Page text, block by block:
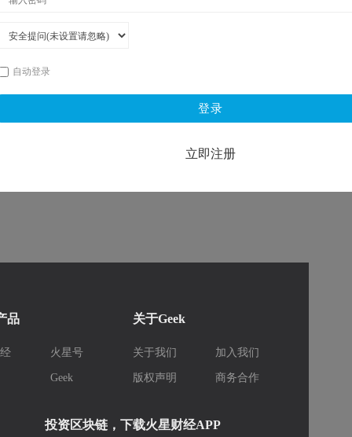
自动登录
登录
立即注册
品
火星号
Geek
关于Geek
关于我们 加入我们
版权声明 商务合作
投资区块链，下载火星财经APP